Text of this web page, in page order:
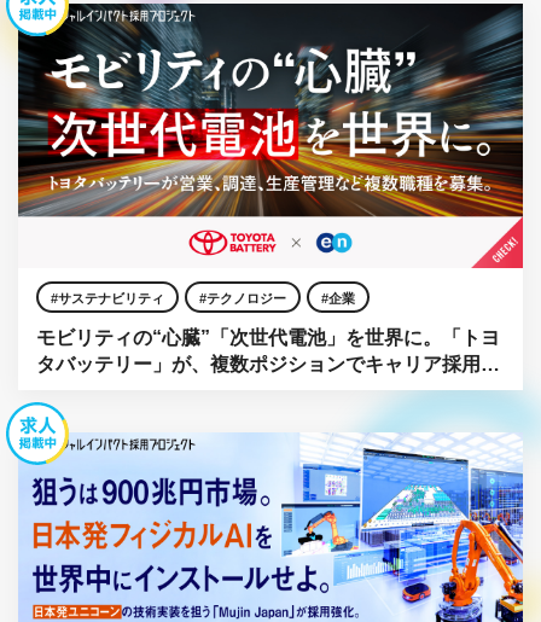
サステナビリティ テクノロジー 企業
モビリティの“心臓”「次世代電池」を世界に。「トヨ
タバッテリー」が、複数ポジションでキャリア採用を